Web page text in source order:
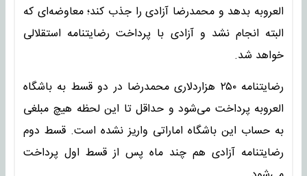
العروبه بدهد و محمدرضا آزادی را جذب کند؛ معاوضه‌ای که
البته انجام نشد و آزادی با پرداخت رضایتنامه استقلالی
خواهد شد.
رضایتنامه ۲۵۰ هزاردلاری محمدرضا در دو قسط به باشگاه
العروبه پرداخت می‌شود و حداقل تا این لحظه هیچ مبلغی
به حساب این باشگاه اماراتی واریز نشده است. قسط دوم
رضایتنامه آزادی هم چند ماه پس از قسط اول پرداخت